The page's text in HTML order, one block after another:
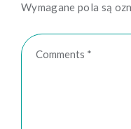
Wymagane pola są